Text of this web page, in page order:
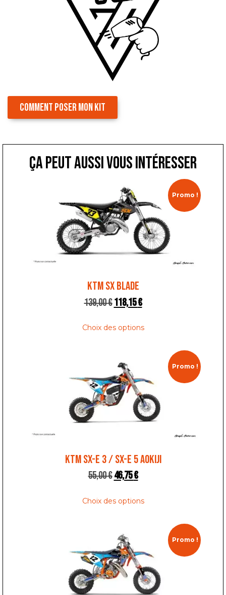
COMMENT POSER MON KIT
ça peut aussi vous intéresser
Promo !
KTM SX BLADE
139,00€118,15€
Choix des options
Promo !
KTM SX-E 3 / SX-E 5 AOKIJI
55,00€46,75€
Choix des options
Promo !